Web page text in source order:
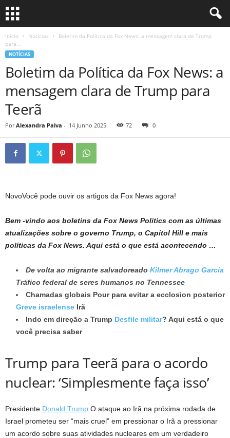
Início Notícias
Boletim da Política da Fox News: a mensagem clara de Trump
para...
NOTÍCIAS
Boletim da Política da Fox News: a
mensagem clara de Trump para
Teerã
Por Alexandra Paiva - 14 Junho 2025 72 0
NovoVocê pode ouvir os artigos da Fox News agora!
Bem -vindo aos boletins da Fox News Politics com as últimas
atualizações sobre o governo Trump, o Capitol Hill e mais
políticas da Fox News. Aqui está o que está acontecendo …
De volta ao migrante salvadoreado Kilmer Abrago Garcia
Tráfico federal de seres humanos no Tennessee
Chamadas globais Pour para evitar a ecclosion posterior
Greve israelense Irã
Indo em direção a Trump Desfile militar? Aqui está o que
você precisa saber
Trump para Teerã para o acordo
nuclear: ‘Simplesmente faça isso’
Presidente Donald Trump O ataque ao Irã na próxima rodada de
Israel prometeu ser “mais cruel” em pressionar o Irã a pressionar
um acordo sobre suas atividades nucleares em um verdadeiro